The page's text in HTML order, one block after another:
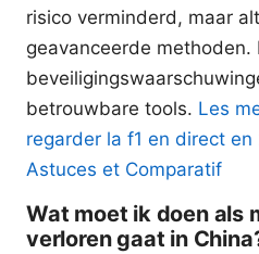
risico verminderd, maar
geavanceerde methoden.
betrouwbare tools. Les
regarder la f1 en direct
Astuces et Comparatif
Wat moet ik doen als
verloren gaat in